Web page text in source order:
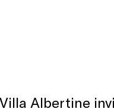
Albertine